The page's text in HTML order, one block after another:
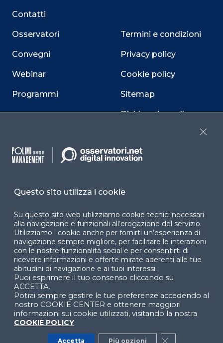
Contatti
Osservatori
Convegni
Webinar
Programmi
Termini e condizioni
Privacy policy
Cookie policy
Sitemap
Dichiarazione di
Cookie Center
Facebook
YouTube X
© 2024 Copyright © Politecnico di Milano Dipartimento
di Ingegneria Gestionale
Questo sito utilizza i cookie
Su questo sito web utilizziamo cookie tecnici necessari
alla navigazione e funzionali all’erogazione del servizio.
Utilizziamo i cookie anche per fornirti un’esperienza di
navigazione sempre migliore, per facilitare le interazioni
con le nostre funzionalità social e per consentirti di
ricevere informazioni e offerte mirate aderenti alle tue
abitudini di navigazione e ai tuoi interessi.
Puoi esprimere il tuo consenso cliccando su
ACCETTA.
Potrai sempre gestire le tue preferenze accedendo al
nostro COOKIE CENTER e ottenere maggiori
informazioni sui cookie utilizzati, visitando la nostra
COOKIE POLICY
Accetta Più opzioni